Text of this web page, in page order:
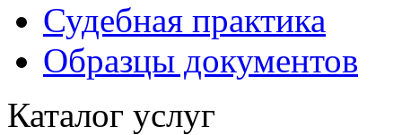
Судебная практика
Образцы документов
Каталог услуг